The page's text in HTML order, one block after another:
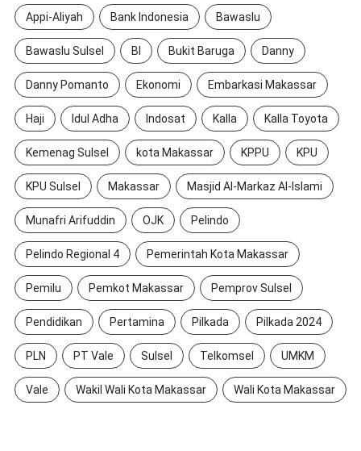
Appi-Aliyah Bank Indonesia Bawaslu
Bawaslu Sulsel BI Bukit Baruga Danny
Danny Pomanto Ekonomi Embarkasi Makassar
Haji Idul Adha Indosat Kalla Kalla Toyota
Kemenag Sulsel kota Makassar KPPU KPU
KPU Sulsel Makassar Masjid Al-Markaz Al-Islami
Munafri Arifuddin OJK Pelindo
Pelindo Regional 4 Pemerintah Kota Makassar
Pemilu Pemkot Makassar Pemprov Sulsel
Pendidikan Pertamina Pilkada Pilkada 2024
PLN PT Vale Sulsel Telkomsel UMKM
Vale Wakil Wali Kota Makassar Wali Kota Makassar